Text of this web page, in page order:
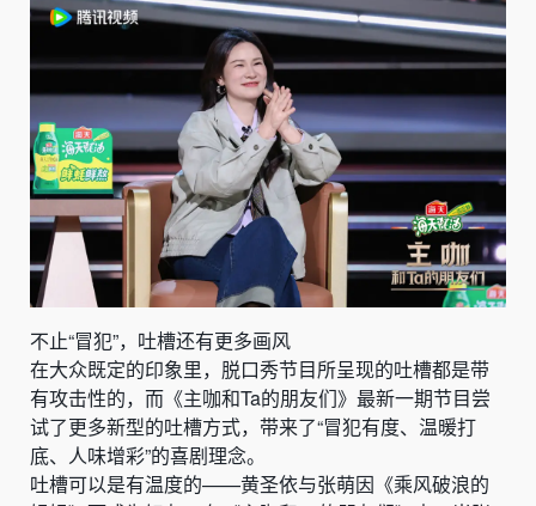
不止“冒犯”，吐槽还有更多画风
在大众既定的印象里，脱口秀节目所呈现的吐槽都是带
有攻击性的，而《主咖和Ta的朋友们》最新一期节目尝
试了更多新型的吐槽方式，带来了“冒犯有度、温暖打
底、人味增彩”的喜剧理念。
吐槽可以是有温度的——黄圣依与张萌因《乘风破浪的